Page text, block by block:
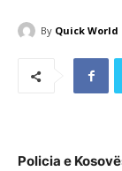
By Quick World
Policia e